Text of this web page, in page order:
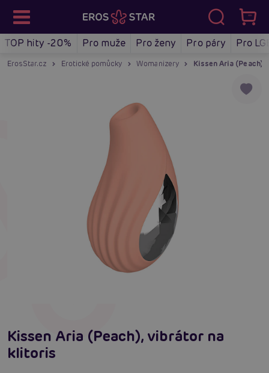
TOP hity -20% Pro muže Pro ženy Pro páry Pro
ErosStar.cz Erotické pomůcky Womanizery Kissen Aria
Kissen Aria (Peach), vibrátor na
klitoris